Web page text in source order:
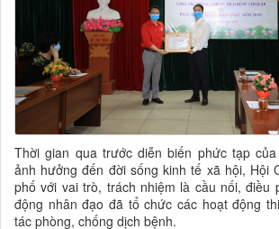
Thời gian qua trước diễn biến phức tạp
ảnh hưởng đến đời sống kinh tế xã hội, Hội
phố với vai trò, trách nhiệm là cầu nối, điều
động nhân đạo đã tổ chức các hoạt động
tác phòng, chống dịch bệnh.